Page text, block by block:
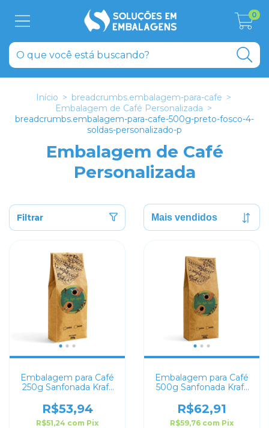
0
Início > breadcrumbs.embalagem-para-cafe >
Embalagem de Café Personalizada >
breadcrumbs.embalagem-para-cafe-500g-preto-fosco-4-
soldas-personalizado-p
Embalagem de Café
Personalizada
Filtrar
Embalagem para Café
250g Sanfonada Kraft
R$53,94
R$51,24 com Pix
Embalagem para Café
500g Sanfonada Kraft
R$62,91
R$59,76 com Pix